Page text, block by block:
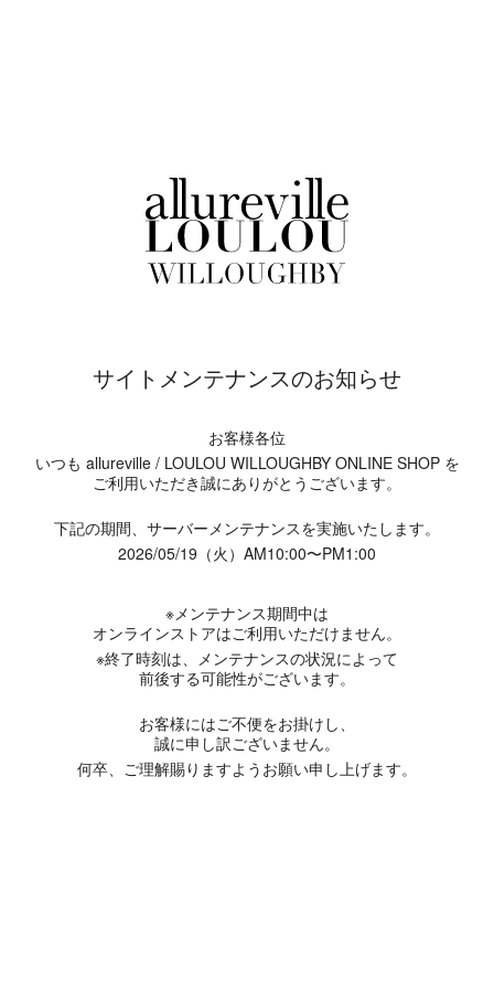
サイトメンテナンスのお知らせ
お客様各位
いつも allureville / LOULOU WILLOUGHBY ONLINE SHOP を
ご利用いただき誠にありがとうございます。
下記の期間、サーバーメンテナンスを実施いたします。
2026/05/19（火）AM10:00〜PM1:00
※メンテナンス期間中は
オンラインストアはご利用いただけません。
※終了時刻は、メンテナンスの状況によって
前後する可能性がございます。
お客様にはご不便をお掛けし、
誠に申し訳ございません。
何卒、ご理解賜りますようお願い申し上げます。